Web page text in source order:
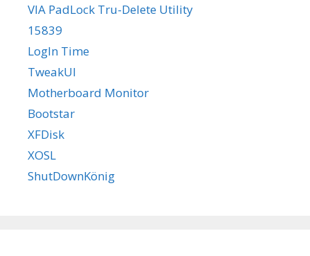
VIA PadLock Tru-Delete Utility
15839
LogIn Time
TweakUI
Motherboard Monitor
Bootstar
XFDisk
XOSL
ShutDownKönig